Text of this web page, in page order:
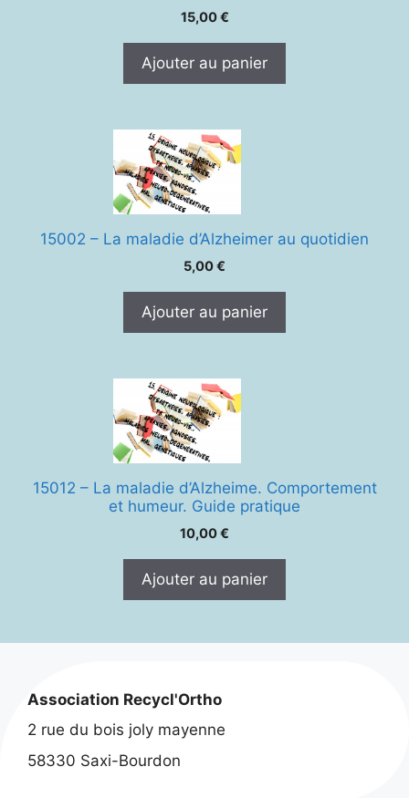
15,00€
Ajouter au panier
15002 – La maladie d’Alzheimer au quotidien
5,00€
Ajouter au panier
15012 – La maladie d’Alzheime. Comportement
et humeur. Guide pratique
10,00€
Ajouter au panier
Association Recycl'Ortho
2 rue du bois joly mayenne
58330 Saxi-Bourdon